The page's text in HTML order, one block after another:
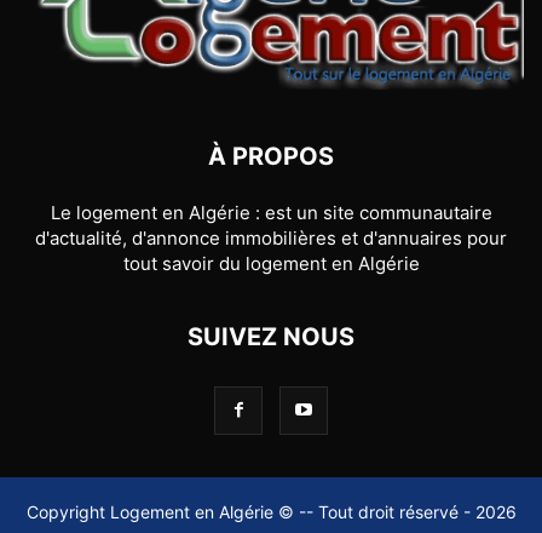
À PROPOS
Le logement en Algérie : est un site communautaire
d'actualité, d'annonce immobilières et d'annuaires pour
tout savoir du logement en Algérie
SUIVEZ NOUS
Copyright Logement en Algérie © -- Tout droit réservé - 2026